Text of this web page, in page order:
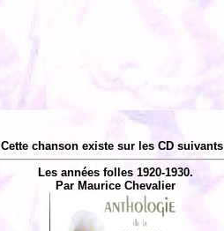
Cette chanson existe sur les CD
Les années folles 1920-1930.
Par Maurice Chevalier